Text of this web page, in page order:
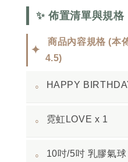
✨ 佈置清單與規格
✦
商品內容規格 (本
4.5)
◦ HAPPY
◦ 霓虹LOVE x 1
◦ 10吋/5吋 乳膠氣